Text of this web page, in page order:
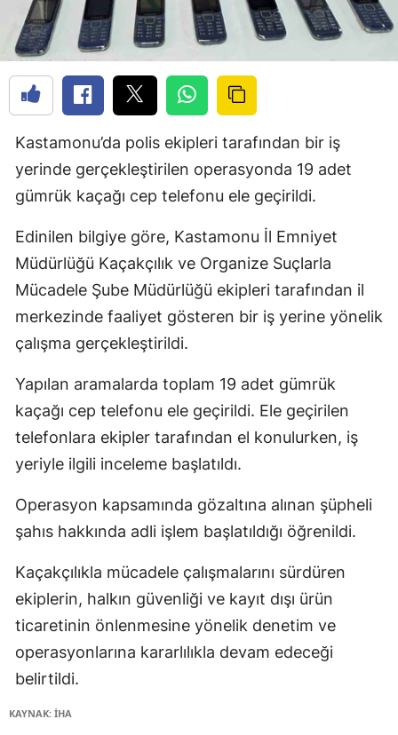
Kastamonu’da polis ekipleri tarafından bir iş
yerinde gerçekleştirilen operasyonda 19 adet
gümrük kaçağı cep telefonu ele geçirildi.
Edinilen bilgiye göre, Kastamonu İl Emniyet
Müdürlüğü Kaçakçılık ve Organize Suçlarla
Mücadele Şube Müdürlüğü ekipleri tarafından il
merkezinde faaliyet gösteren bir iş yerine yönelik
çalışma gerçekleştirildi.
Yapılan aramalarda toplam 19 adet gümrük
kaçağı cep telefonu ele geçirildi. Ele geçirilen
telefonlara ekipler tarafından el konulurken, iş
yeriyle ilgili inceleme başlatıldı.
Operasyon kapsamında gözaltına alınan şüpheli
şahıs hakkında adli işlem başlatıldığı öğrenildi.
Kaçakçılıkla mücadele çalışmalarını sürdüren
ekiplerin, halkın güvenliği ve kayıt dışı ürün
ticaretinin önlenmesine yönelik denetim ve
operasyonlarına kararlılıkla devam edeceği
belirtildi.
KAYNAK: İHA